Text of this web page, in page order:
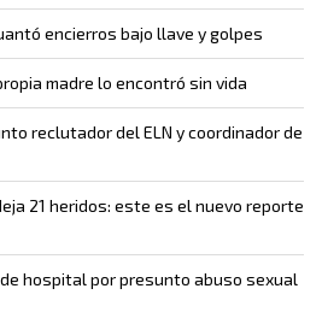
encierros bajo llave y golpes
madre lo encontró sin vida
reclutador del ELN y coordinador de
21 heridos: este es el nuevo reporte
hospital por presunto abuso sexual